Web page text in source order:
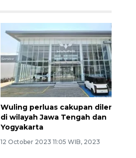
Wuling perluas cakupan diler
di wilayah Jawa Tengah dan
Yogyakarta
12 October 2023 11:05 WIB, 2023